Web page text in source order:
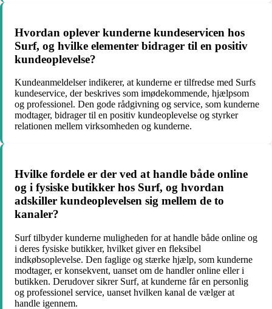
Hvordan oplever kunderne kundeservicen hos
Surf, og hvilke elementer bidrager til en positiv
kundeoplevelse?
Kundeanmeldelser indikerer, at kunderne er tilfredse med Surfs
kundeservice, der beskrives som imødekommende, hjælpsom
og professionel. Den gode rådgivning og service, som kunderne
modtager, bidrager til en positiv kundeoplevelse og styrker
relationen mellem virksomheden og kunderne.
Hvilke fordele er der ved at handle både online
og i fysiske butikker hos Surf, og hvordan
adskiller kundeoplevelsen sig mellem de to
kanaler?
Surf tilbyder kunderne muligheden for at handle både online og
i deres fysiske butikker, hvilket giver en fleksibel
indkøbsoplevelse. Den faglige og stærke hjælp, som kunderne
modtager, er konsekvent, uanset om de handler online eller i
butikken. Derudover sikrer Surf, at kunderne får en personlig
og professionel service, uanset hvilken kanal de vælger at
handle igennem.